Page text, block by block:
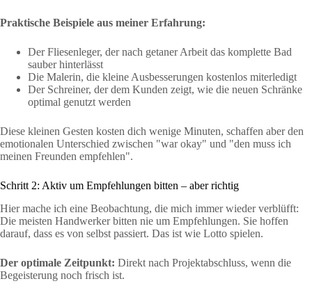
Praktische Beispiele aus meiner Erfahrung:
Der Fliesenleger, der nach getaner Arbeit das komplette Bad
sauber hinterlässt
Die Malerin, die kleine Ausbesserungen kostenlos miterledigt
Der Schreiner, der dem Kunden zeigt, wie die neuen Schränke
optimal genutzt werden
Diese kleinen Gesten kosten dich wenige Minuten, schaffen aber den
emotionalen Unterschied zwischen "war okay" und "den muss ich
meinen Freunden empfehlen".
Schritt 2: Aktiv um Empfehlungen bitten – aber richtig
Hier mache ich eine Beobachtung, die mich immer wieder verblüfft:
Die meisten Handwerker bitten nie um Empfehlungen. Sie hoffen
darauf, dass es von selbst passiert. Das ist wie Lotto spielen.
Der optimale Zeitpunkt: Direkt nach Projektabschluss, wenn die
Begeisterung noch frisch ist.